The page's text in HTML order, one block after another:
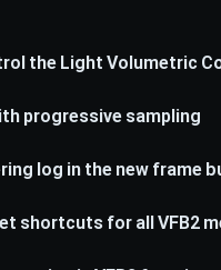
log in the new frame